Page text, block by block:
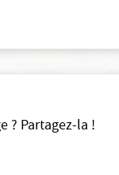
? Partagez-la !